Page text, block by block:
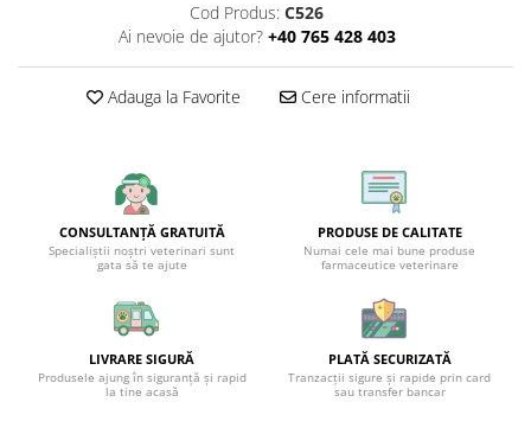
Cod Produs: C526
Ai nevoie de ajutor? +40 765 428 403
Adauga la Favorite Cere informatii
CONSULTANȚĂ GRATUITĂ
Specialiștii noștri veterinari sunt
gata să te ajute
PRODUSE DE CALITATE
Numai cele mai bune produse
farmaceutice veterinare
LIVRARE SIGURĂ
Produsele ajung în siguranță și rapid
la tine acasă
PLATĂ SECURIZATĂ
Tranzacții sigure și rapide prin card
sau transfer bancar